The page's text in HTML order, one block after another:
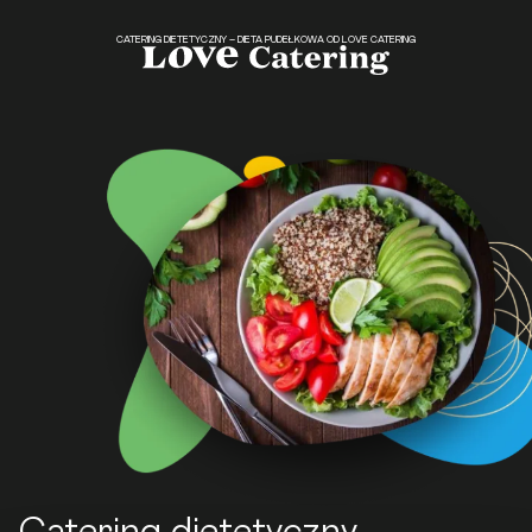
CATERING DIETETYCZNY – DIETA PUDEŁKOWA OD LOVE CATERING